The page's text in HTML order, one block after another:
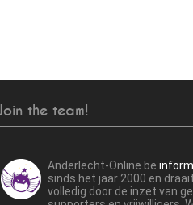
the team!
Anderlecht-Online.be
sinds het jaar 2000 en
volledig door de inzet van